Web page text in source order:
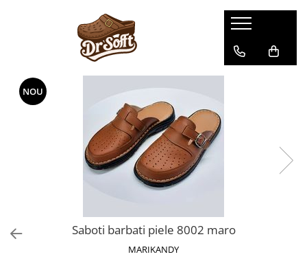
NOU
Saboti barbati piele 8002 maro
MARIKANDY